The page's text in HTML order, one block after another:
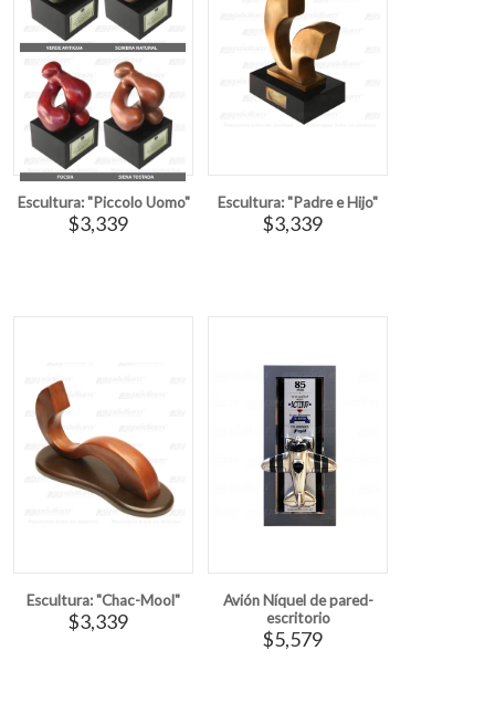
Escultura: "Piccolo Uomo"
$3,339
Escultura: "Padre e Hijo"
$3,339
Escultura: "Chac-Mool"
$3,339
Avión Níquel de pared-
escritorio
$5,579